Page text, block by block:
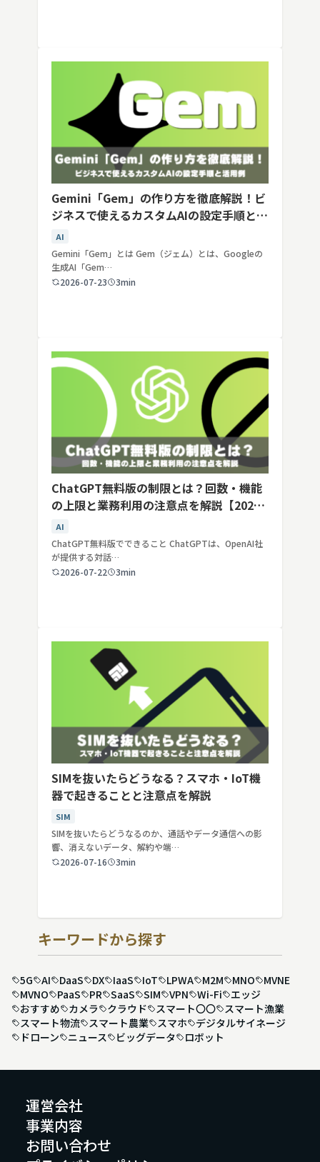
Gemini「Gem」の作り方を徹底解説！ビ
ジネスで使えるカスタムAIの設定手順と活
用例
AI
Gemini「Gem」とは Gem（ジェム）とは、Googleの
生成AI「Gem…
2026-07-23
3min
ChatGPT無料版の制限とは？回数・機能
の上限と業務利用の注意点を解説【2026
年最新】
AI
ChatGPT無料版でできること ChatGPTは、OpenAI社
が提供する対話…
2026-07-22
3min
SIMを抜いたらどうなる？スマホ・IoT機
器で起きることと注意点を解説
SIM
SIMを抜いたらどうなるのか、通話やデータ通信への影
響、消えないデータ、解約や端…
2026-07-16
3min
キーワードから探す
5G AI DaaS DX IaaS IoT LPWA M2M MNO
MVNE
MVNO
PaaS PR SaaS SIM VPN Wi-Fi
エッジ
おすすめ
カメラ クラウド スマート〇〇
スマート漁業
スマート物流
スマート農業 スマホ
デジタルサイネージ
ドローン
ニュース ビッグデータ ロボット
運営会社
事業内容
お問い合わせ